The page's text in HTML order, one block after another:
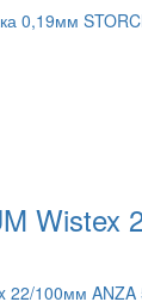
Wistex